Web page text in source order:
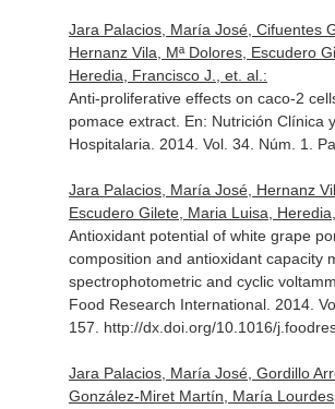
Jara Palacios, María José, Cifuentes
Hernanz Vila, Mª Dolores, Escudero
Heredia, Francisco J., et. al.:
Anti-proliferative effects on caco-2
pomace extract. En: Nutrición Clínica
Hospitalaria . 2014. Vol. 34. Núm. 1.
Jara Palacios, María José, Hernanz
Escudero Gilete, Maria Luisa,
Antioxidant potential of white grape
composition and antioxidant capacity
spectrophotometric and cyclic
Food Research International. 2014.
157. http://dx.doi.org/10.1016/
Jara Palacios, María José, Gordillo
González-Miret Martín, María